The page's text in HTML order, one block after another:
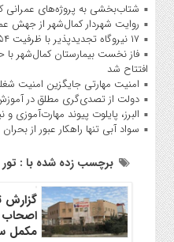
شتاب‌بخشی به پروژه‌های عمرانی
روایت شهردار کمال‌شهر از جهش
۱۷ نیروگاه تجدیدپذیر با ظرفیت ۱۵۴ مگاوات به شبکه پیوست
فاز نخست بیمارستان کمال‌شهر
افتتاح شد
امنیت مهارتی جایگزین امنیت
دولت از تصدی‌گری مطلق در
البرز، پایلوت پیوند مهارت‌آموزی
سواد آبی تنها راهکار عبور از بحران
برچسب زده شده با :
گزارش
اصحاب
مکمل